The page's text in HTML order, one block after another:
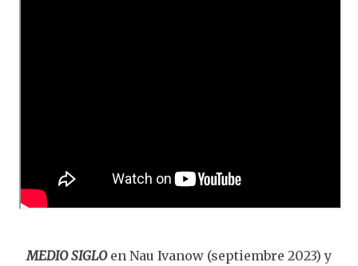
MEDIO SIGLO en Nau Ivanow (septiembre 2023) y